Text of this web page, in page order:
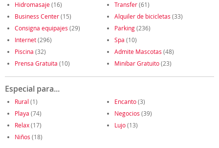
Hidromasaje(16) Transfer(61)
Business Center(15) Alquiler de bicicletas (33)
Consigna equipajes (29) Parking(236)
Internet(296) Spa (10)
Piscina (32) Admite Mascotas (48)
Prensa Gratuita (10) Minibar Gratuito(23)
Especial para...
Rural (1) Encanto(3)
Playa (74) Negocios (39)
Relax(17) Lujo(13)
Niños (18)